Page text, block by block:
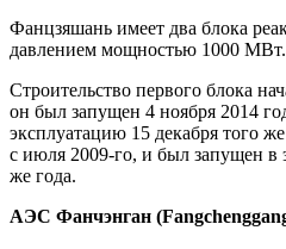
Фанцзяшань имеет два блока
давлением мощностью 1000 МВт.
Строительство первого блока
он был запущен 4 ноября 2014
эксплуатацию 15 декабря того
с июля 2009-го, и был запущен в
же года.
АЭС Фанчэнган